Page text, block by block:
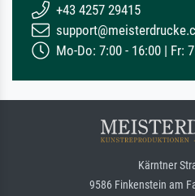
+43 4257 29415
Mo-Do: 7:00 - 16:00 | Fr:
Kärntner
9586 Finkenstein am